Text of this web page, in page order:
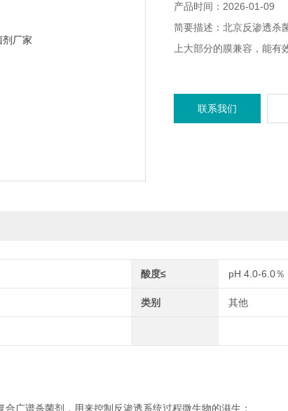
产品时间：2026-01-09
简要描述：北京反渗透杀
上大部分的膜兼容，能有
联系我们
酸度≤ pH 4.0-6.0％
类别 其他
广谱杀菌剂，用来控制反渗透系统过程微生物的滋生；